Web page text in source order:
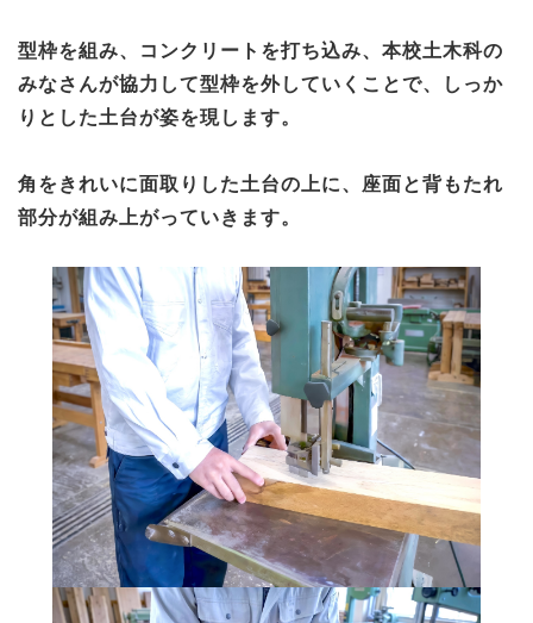
型枠を組み、コンクリートを打ち込み、本校土木科の
みなさんが協力して型枠を外していくことで、しっか
りとした土台が姿を現します。
角をきれいに面取りした土台の上に、座面と背もたれ
部分が組み上がっていきます。